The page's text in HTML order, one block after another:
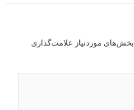
بخش‌های موردنیاز علامت‌گذاری